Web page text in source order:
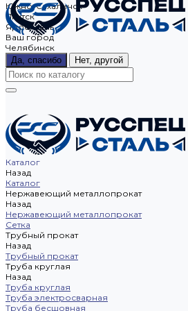
Южно-Сахалинск
Якутск
Ярославль
Ваш город
Челябинск
Да, спасибо
Нет, другой
Каталог
Назад
Каталог
Нержавеющий металлопрокат
Назад
Нержавеющий металлопрокат
Сетка
Трубный прокат
Назад
Трубный прокат
Труба круглая
Назад
Труба круглая
Труба электросварная
Труба бесшовная